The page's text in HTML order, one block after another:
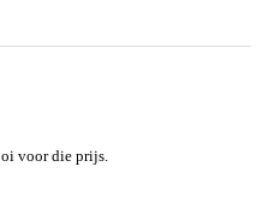
voor die prijs.